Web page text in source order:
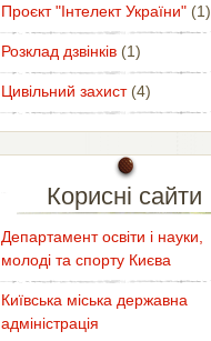
Проєкт "Інтелект України"(1)
Розклад дзвінків(1)
Цивільний захист(4)
Корисні сайти
Департамент освіти і науки,
молоді та спорту Києва
Київська міська державна
адміністрація